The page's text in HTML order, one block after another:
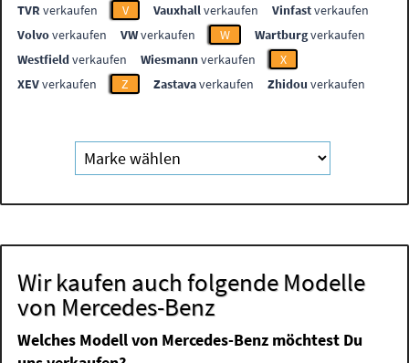
TVR verkaufen V Vauxhallverkaufen Vinfastverkaufen
Volvoverkaufen VWverkaufen W Wartburgverkaufen
Westfieldverkaufen Wiesmannverkaufen
X
XEVverkaufen Z Zastavaverkaufen Zhidou verkaufen
Wir kaufen auch folgende Modelle
von Mercedes-Benz
Welches Modell von Mercedes-Benz möchtest Du